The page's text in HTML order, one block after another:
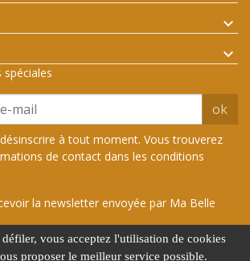
spéciales
ok
à tout moment. Vous trouverez
de contact dans les conditions
la newsletter envoyée par Ma Belle
vous acceptez l'utilisation de cookies
proposer le meilleur service possible.